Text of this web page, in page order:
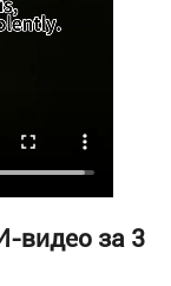
видео за 3